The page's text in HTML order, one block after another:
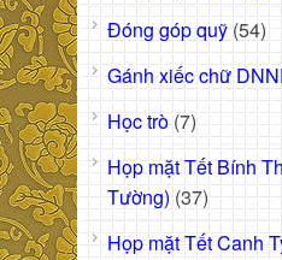
Đóng góp quỹ (54)
Gánh xiếc chữ
Học trò (7)
Họp mặt Tết Bính
Tường) (37)
Họp mặt Tết Canh